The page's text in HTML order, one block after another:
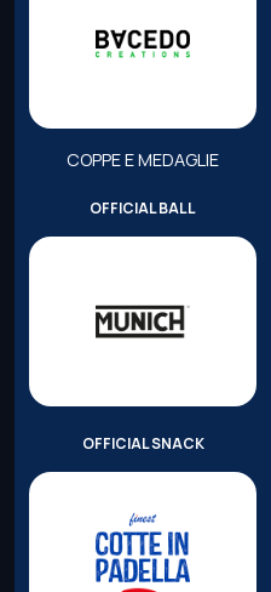
COPPE E MEDAGLIE
OFFICIAL BALL
OFFICIAL SNACK